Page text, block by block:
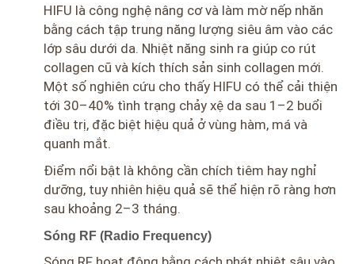
HIFU là công nghệ nâng cơ và làm mờ nếp nhăn
bằng cách tập trung năng lượng siêu âm vào các
lớp sâu dưới da. Nhiệt năng sinh ra giúp co rút
collagen cũ và kích thích sản sinh collagen mới.
Một số nghiên cứu cho thấy HIFU có thể cải thiện
tới 30–40% tình trạng chảy xệ da sau 1–2 buổi
điều trị, đặc biệt hiệu quả ở vùng hàm, má và
quanh mắt.
Điểm nổi bật là không cần chích tiêm hay nghỉ
dưỡng, tuy nhiên hiệu quả sẽ thể hiện rõ ràng hơn
sau khoảng 2–3 tháng.
Sóng RF (Radio Frequency)